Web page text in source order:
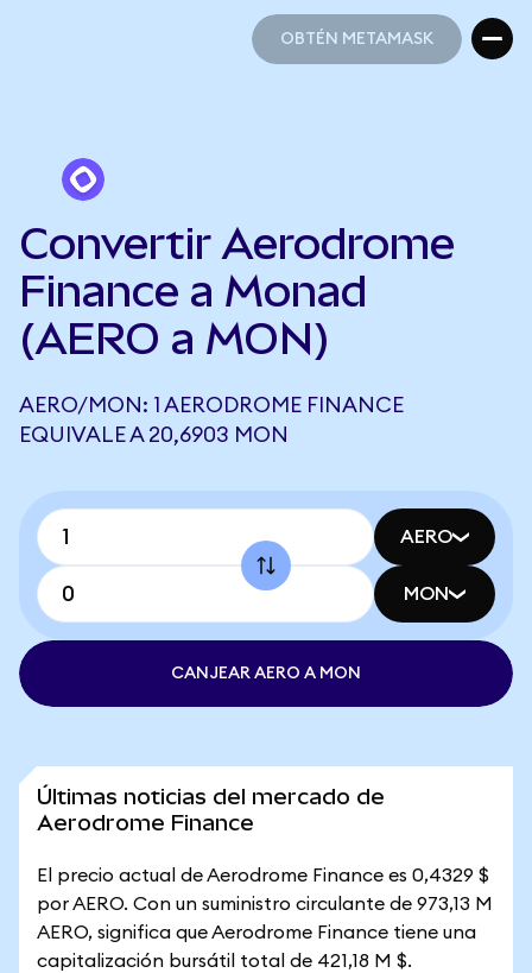
OBTÉN METAMASK
Convertir Aerodrome
Finance a Monad
(AERO a MON)
AERO/MON: 1 AERODROME FINANCE
EQUIVALE A 20,6903 MON
AERO
MON
CANJEAR AERO A MON
Últimas noticias del mercado de
Aerodrome Finance
El precio actual de Aerodrome Finance es 0,4329 $
por AERO. Con un suministro circulante de 973,13 M
AERO, significa que Aerodrome Finance tiene una
capitalización bursátil total de 421,18 M $.